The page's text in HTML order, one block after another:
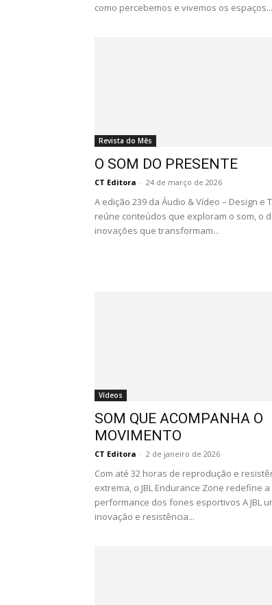
como percebemos e vivemos os
Revista do Mês
O SOM DO PRESENTE
CT Editora - 24 de março de 2026
A edição 239 da Áudio & Vídeo – Design e
reúne conteúdos que exploram o som, o
inovações que transformam...
Vídeos
SOM QUE ACOMPANHA O
MOVIMENTO
CT Editora - 2 de janeiro de 2026
Com até 32 horas de reprodução e
extrema, o JBL Endurance Zone redefine a
performance dos fones esportivos A JBL
inovação e resistência...